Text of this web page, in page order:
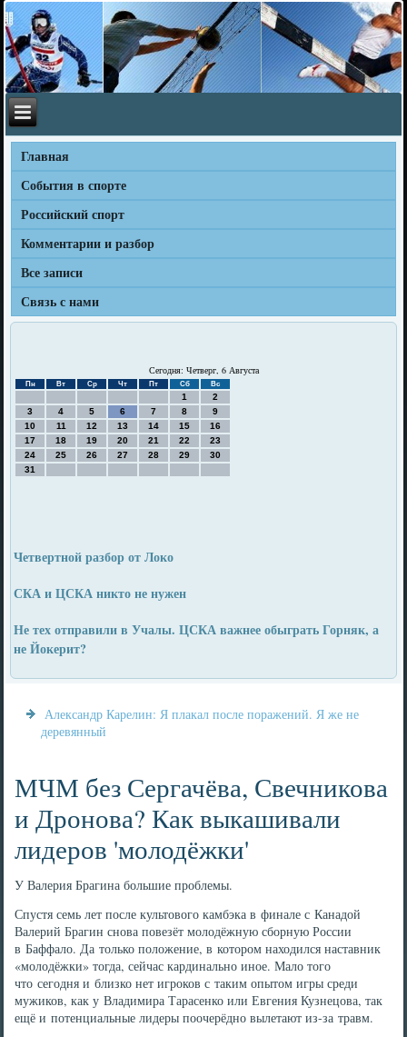
Главная
События в спорте
Российский спорт
Комментарии и разбор
Все записи
Связь с нами
Сегодня: Четверг, 6 Августа
Пн Вт Ср Чт Пт Сб Вс
1
2
3
4 5 6 7 8
9
10
11 12 13 14 15
16
17
18 19 20 21 22
23
24
25 26 27 28 29
30
31
Четвертной разбор от Локо
СКА и ЦСКА никто не нужен
Не тех отправили в Учалы. ЦСКА важнее обыграть Горняк, а
не Йокерит?
Александр Карелин: Я плакал после поражений. Я же не
деревянный
МЧМ без Сергачёва, Свечникова
и Дронова? Как выкашивали
лидеров 'молодёжки'
У Валерия Брагина большие проблемы.
Спустя семь лет после культового камбэка в финале с Канадой
Валерий Брагин снова повезёт молодёжную сборную России
в Баффало. Да только положение, в котором находился наставник
«молодёжки» тогда, сейчас кардинально иное. Мало того
что сегодня и близко нет игроков с таким опытом игры среди
мужиков, как у Владимира Тарасенко или Евгения Кузнецова, так
ещё и потенциальные лидеры поочерёдно вылетают из-за травм.